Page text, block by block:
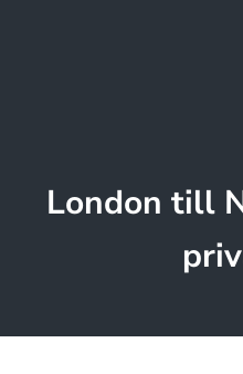
London till